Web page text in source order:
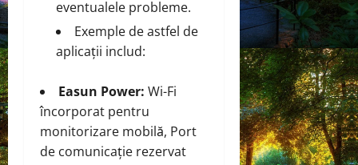
eventualele probleme.
Exemple de astfel de
aplicații includ:
Easun Power: Wi-Fi
încorporat pentru
monitorizare mobilă, Port
de comunicație rezervat